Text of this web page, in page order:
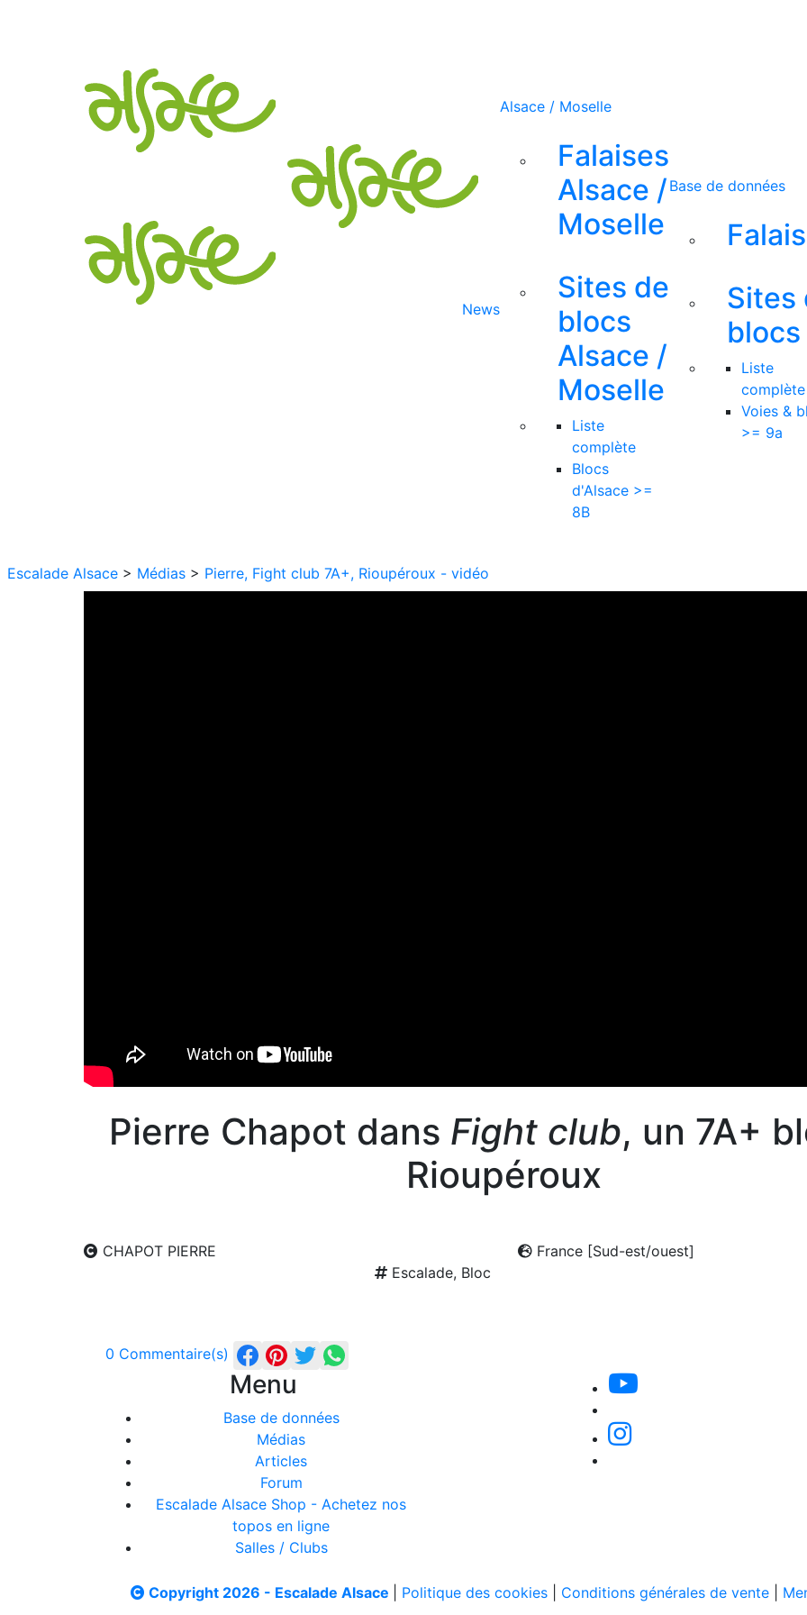
News
Alsace / Moselle
Falaises
Alsace /
Moselle
Sites de
blocs
Alsace /
Moselle
Liste
complète
Blocs
d'Alsace >=
8B
Base de données
Sites
blocs
Liste
complète
Voies &
>= 9a
Escalade Alsace > Médias > Pierre, Fight club 7A+, Rioupéroux - vidéo
Pierre Chapot dans Fight club, un 7A+
Rioupéroux
CHAPOT PIERRE
France [Sud-est/ouest]
Escalade, Bloc
0 Commentaire(s)
Menu
Base de données
Médias
Articles
Forum
Escalade Alsace Shop - Achetez nos
topos en ligne
Salles / Clubs
Copyright 2026 - Escalade Alsace Politique des cookies Conditions générales de vente